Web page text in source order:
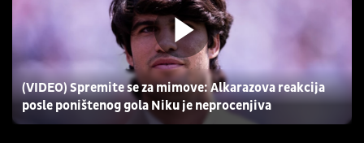
(VIDEO) Spremite se za mimove: Alkarazova reakcija
posle poništenog gola Niku je neprocenjiva